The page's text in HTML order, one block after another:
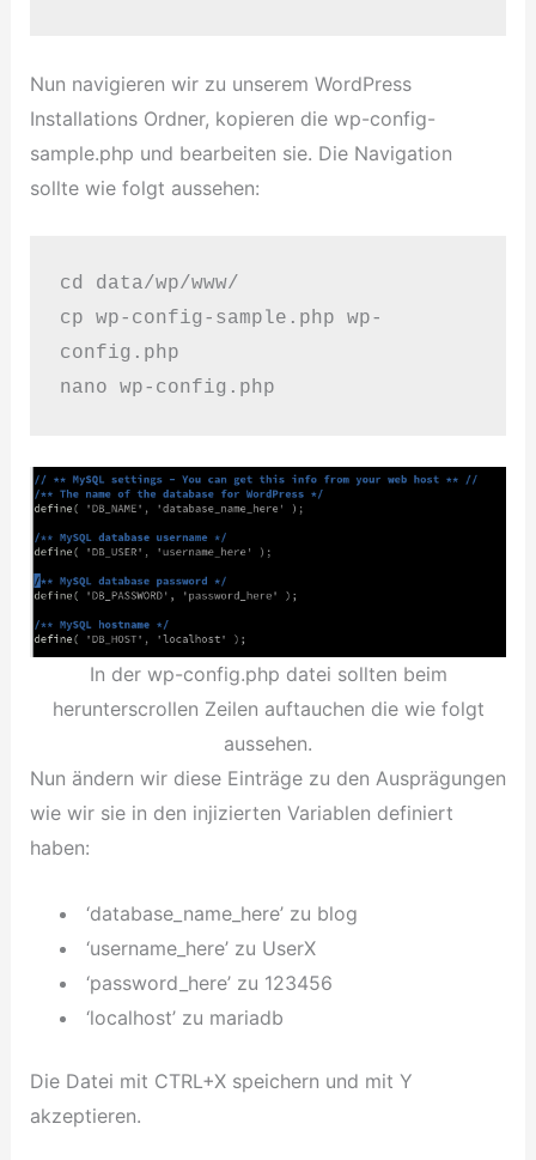
Nun navigieren wir zu unserem WordPress
Installations Ordner, kopieren die wp-config-
sample.php und bearbeiten sie. Die Navigation
sollte wie folgt aussehen:
cd data/wp/www/
cp wp-config-sample.php wp-
config.php
nano wp-config.php
In der wp-config.php datei sollten beim
herunterscrollen Zeilen auftauchen die wie folgt
aussehen.
Nun ändern wir diese Einträge zu den Ausprägungen
wie wir sie in den injizierten Variablen definiert
haben:
‘database_name_here’ zu blog
‘username_here’ zu UserX
‘password_here’ zu 123456
‘localhost’ zu mariadb
Die Datei mit CTRL+X speichern und mit Y
akzeptieren.